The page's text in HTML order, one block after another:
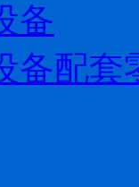
备
备配套